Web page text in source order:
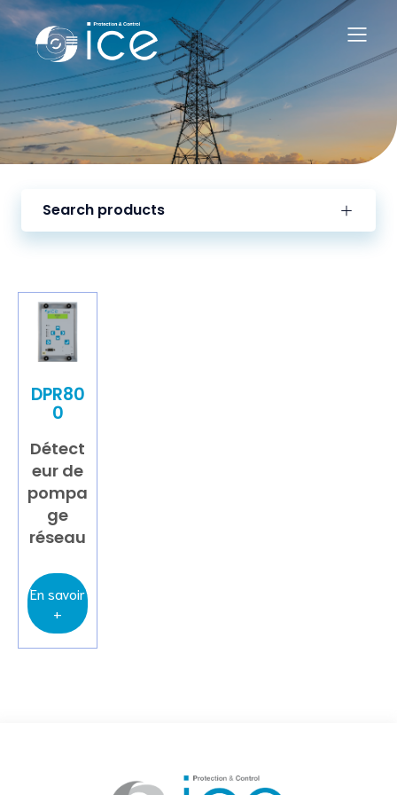
Search products
DPR80
0
Détect
eur de
pompa
ge
réseau
En savoir
+